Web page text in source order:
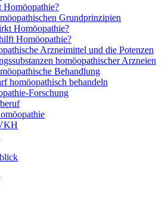
Homöopathie?
Grundprinzipien
Homöopathie?
Homöopathie?
Arzneimittel und die Potenzen
homöopathischer Arzneien
Behandlung
homöopathisch behandeln
Forschung